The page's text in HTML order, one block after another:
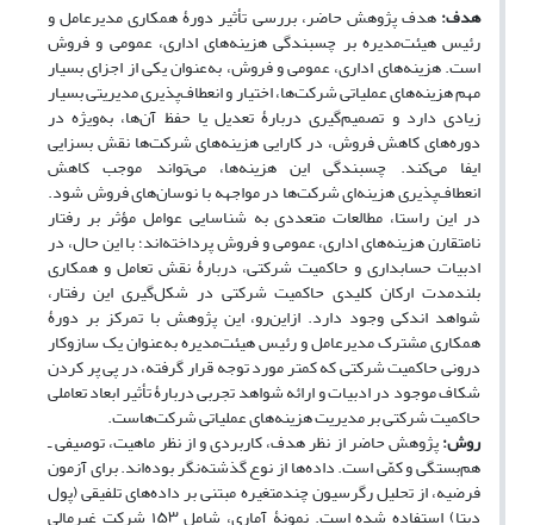
هدف:هدف پژوهش حاضر، بررسی تأثیر دورۀ همکاری مدیرعامل و
رئیس هیئت‌مدیره بر چسبندگی هزینه‌های اداری، عمومی و فروش
است. هزینه‌های اداری، عمومی و فروش، به‌عنوان یکی از اجزای بسیار
مهم هزینه‌های عملیاتی شرکت‌ها، اختیار و انعطاف‌پذیری مدیریتی بسیار
زیادی دارد و تصمیم‌گیری دربارۀ تعدیل یا حفظ آن‌ها، به‌ویژه در
دوره‌های کاهش فروش، در کارایی هزینه‌های شرکت‌ها نقش بسزایی
ایفا می‌کند. چسبندگی این هزینه‌ها، می‌تواند موجب کاهش
انعطاف‌پذیری هزینه‌ای شرکت‌ها در مواجهه با نوسان‌های فروش شود.
در این راستا، مطالعات متعددی به شناسایی عوامل مؤثر بر رفتار
نامتقارن هزینه‌های اداری، عمومی و فروش پرداخته‌اند؛ با این حال، در
ادبیات حسابداری و حاکمیت شرکتی، دربارۀ نقش تعامل و همکاری
بلندمدت ارکان کلیدی حاکمیت شرکتی در شکل‌گیری این رفتار،
شواهد اندکی وجود دارد. ازاین‌رو، این پژوهش با تمرکز بر دورۀ
همکاری مشترک مدیرعامل و رئیس هیئت‌مدیره به‌عنوان یک سازوکار
درونی حاکمیت شرکتی که کمتر مورد توجه قرار گرفته، در پی پر کردن
شکاف موجود در ادبیات و ارائه شواهد تجربی دربارۀ تأثیر ابعاد تعاملی
حاکمیت شرکتی بر مدیریت هزینه‌های عملیاتی شرکت‌هاست.
روش:پژوهش حاضر از نظر هدف، کاربردی و از نظر ماهیت، توصیفی ـ
هم‌بستگی و کمّی است. داده‌ها از نوع گذشته‌نگر بوده‌اند. برای آزمون
فرضیه، از تحلیل رگرسیون چندمتغیره مبتنی بر داده‌های تلفیقی (پول
دیتا) استفاده شده است. نمونۀ آماری، شامل ۱۵۳ شرکت غیرمالی